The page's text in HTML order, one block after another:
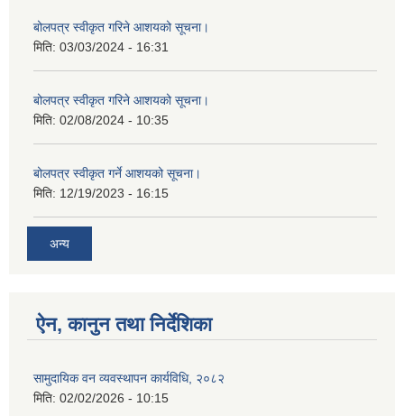
बोलपत्र स्वीकृत गरिने आशयको सूचना।
मिति: 03/03/2024 - 16:31
बोलपत्र स्वीकृत गरिने आशयको सूचना।
मिति: 02/08/2024 - 10:35
बोलपत्र स्वीकृत गर्ने आशयको सूचना।
मिति: 12/19/2023 - 16:15
अन्य
ऐन, कानुन तथा निर्देशिका
सामुदायिक वन व्यवस्थापन कार्यविधि, २०८२
मिति: 02/02/2026 - 10:15